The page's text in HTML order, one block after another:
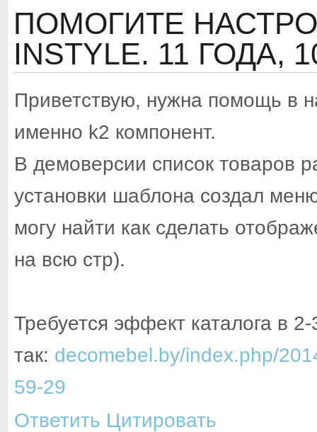
ПОМОГИТЕ
INSTYLE. 11 ГОДА,
Приветствую, нужна помощь в
именно k2 компонент.
В демоверсии список товаров
установки шаблона создал
могу найти как сделать
на всю стр).
Требуется эффект каталога в
так: decomebel.by/index.php/
59-29
Ответить Цитировать